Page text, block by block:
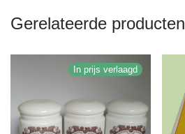
Gerelateerde producten
In prijs verlaagd